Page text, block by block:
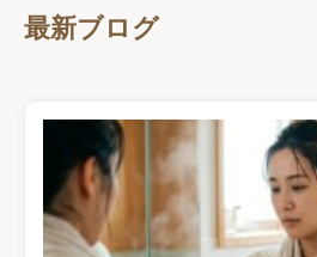
最新ブログ